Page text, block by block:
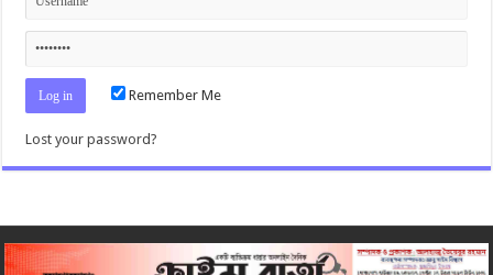
Remember Me
Lost your password?